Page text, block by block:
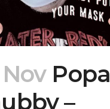
Popa
–